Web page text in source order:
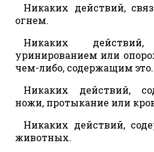
Никаких действий,
огнем.
Никаких
уринированием или
чем-либо, содержащим это.
Никаких действий,
ножи, протыкание или
Никаких действий,
животных.